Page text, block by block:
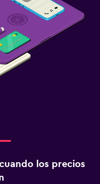
los precios